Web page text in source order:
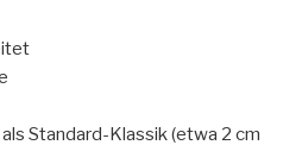
Standard-Klassik (etwa 2 cm